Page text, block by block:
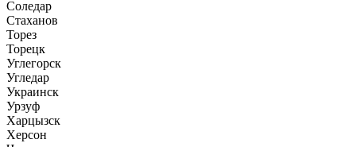
Соледар
Стаханов
Торез
Торецк
Углегорск
Угледар
Украинск
Урзуф
Харцызск
Херсон